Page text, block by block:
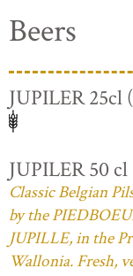
Beers
JUPILER 25cl
JUPILER 50
Classic Belgian
by the
JUPILLE, in the
Wallonia. Fresh,